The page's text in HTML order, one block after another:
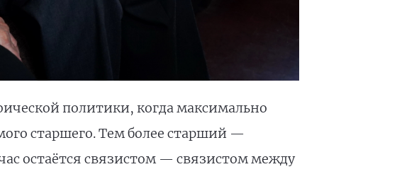
политики, когда максимально
старшего. Тем более старший —
остаётся связистом — связистом между